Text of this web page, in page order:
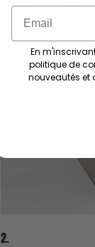
2.
Email
En
politique de
nouveautés et